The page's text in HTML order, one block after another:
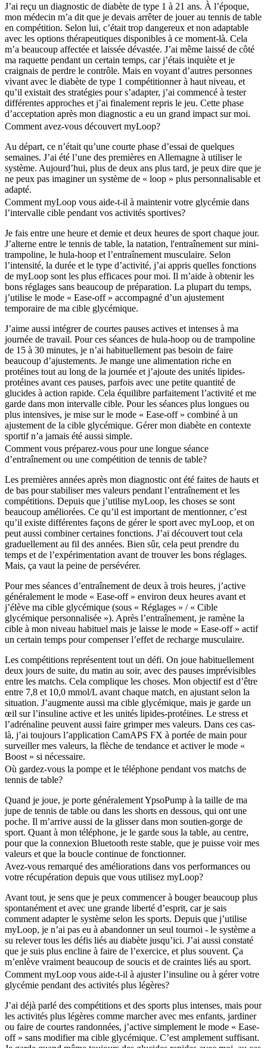
J’ai reçu un diagnostic de diabète de type 1 à 21 ans. À l’époque,
mon médecin m’a dit que je devais arrêter de jouer au tennis de table
en compétition. Selon lui, c’était trop dangereux et non adaptable
avec les options thérapeutiques disponibles à ce moment-là. Cela
m’a beaucoup affectée et laissée dévastée. J’ai même laissé de côté
ma raquette pendant un certain temps, car j’étais inquiète et je
craignais de perdre le contrôle. Mais en voyant d’autres personnes
vivant avec le diabète de type 1 compétitionner à haut niveau, et
qu’il existait des stratégies pour s’adapter, j’ai commencé à tester
différentes approches et j’ai finalement repris le jeu. Cette phase
d’acceptation après mon diagnostic a eu un grand impact sur moi.
Comment avez-vous découvert myLoop?
Au départ, ce n’était qu’une courte phase d’essai de quelques
semaines. J’ai été l’une des premières en Allemagne à utiliser le
système. Aujourd’hui, plus de deux ans plus tard, je peux dire que je
ne peux pas imaginer un système de « loop » plus personnalisable et
adapté.
Comment myLoop vous aide-t-il à maintenir votre glycémie dans
l’intervalle cible pendant vos activités sportives?
Je fais entre une heure et demie et deux heures de sport chaque jour.
J’alterne entre le tennis de table, la natation, l'entraînement sur mini-
trampoline, le hula-hoop et l’entraînement musculaire. Selon
l’intensité, la durée et le type d’activité, j’ai appris quelles fonctions
de myLoop sont les plus efficaces pour moi. Il m’aide à obtenir les
bons réglages sans beaucoup de préparation. La plupart du temps,
j’utilise le mode « Ease-off » accompagné d’un ajustement
temporaire de ma cible glycémique.
J’aime aussi intégrer de courtes pauses actives et intenses à ma
journée de travail. Pour ces séances de hula-hoop ou de trampoline
de 15 à 30 minutes, je n’ai habituellement pas besoin de faire
beaucoup d’ajustements. Je mange une alimentation riche en
protéines tout au long de la journée et j’ajoute des unités lipides-
protéines avant ces pauses, parfois avec une petite quantité de
glucides à action rapide. Cela équilibre parfaitement l’activité et me
garde dans mon intervalle cible. Pour les séances plus longues ou
plus intensives, je mise sur le mode « Ease-off » combiné à un
ajustement de la cible glycémique. Gérer mon diabète en contexte
sportif n’a jamais été aussi simple.
Comment vous préparez-vous pour une longue séance
d’entraînement ou une compétition de tennis de table?
Les premières années après mon diagnostic ont été faites de hauts et
de bas pour stabiliser mes valeurs pendant l’entraînement et les
compétitions. Depuis que j’utilise myLoop, les choses se sont
beaucoup améliorées. Ce qu’il est important de mentionner, c’est
qu’il existe différentes façons de gérer le sport avec myLoop, et on
peut aussi combiner certaines fonctions. J’ai découvert tout cela
graduellement au fil des années. Bien sûr, cela peut prendre du
temps et de l’expérimentation avant de trouver les bons réglages.
Mais, ça vaut la peine de persévérer.
Pour mes séances d’entraînement de deux à trois heures, j’active
généralement le mode « Ease-off » environ deux heures avant et
j’élève ma cible glycémique (sous « Réglages » / « Cible
glycémique personnalisée »). Après l’entraînement, je ramène la
cible à mon niveau habituel mais je laisse le mode « Ease-off » actif
un certain temps pour compenser l’effet de recharge musculaire.
Les compétitions représentent tout un défi. On joue habituellement
deux jours de suite, du matin au soir, avec des pauses imprévisibles
entre les matchs. Cela complique les choses. Mon objectif est d’être
entre 7,8 et 10,0 mmol/L avant chaque match, en ajustant selon la
situation. J’augmente aussi ma cible glycémique, mais je garde un
œil sur l’insuline active et les unités lipides-protéines. Le stress et
l’adrénaline peuvent aussi faire grimper mes valeurs. Dans ces cas-
là, j’ai toujours l’application CamAPS FX à portée de main pour
surveiller mes valeurs, la flèche de tendance et activer le mode «
Boost » si nécessaire.
Où gardez-vous la pompe et le téléphone pendant vos matchs de
tennis de table?
Quand je joue, je porte généralement YpsoPump à la taille de ma
jupe de tennis de table ou dans les shorts en dessous, qui ont une
poche. Il m’arrive aussi de la glisser dans mon soutien-gorge de
sport. Quant à mon téléphone, je le garde sous la table, au centre,
pour que la connexion Bluetooth reste stable, que je puisse voir mes
valeurs et que la boucle continue de fonctionner.
Avez-vous remarqué des améliorations dans vos performances ou
votre récupération depuis que vous utilisez myLoop?
Avant tout, je sens que je peux commencer à bouger beaucoup plus
spontanément et avec une grande liberté d’esprit, car je sais
comment adapter le système selon les sports. Depuis que j’utilise
myLoop, je n’ai pas eu à abandonner un seul tournoi - le système a
su relever tous les défis liés au diabète jusqu’ici. J’ai aussi constaté
que je suis plus encline à faire de l’exercice, et plus souvent. Ça
m’enlève vraiment beaucoup de soucis et de craintes liés au sport.
Comment myLoop vous aide-t-il à ajuster l’insuline ou à gérer votre
glycémie pendant des activités plus légères?
J’ai déjà parlé des compétitions et des sports plus intenses, mais pour
les activités plus légères comme marcher avec mes enfants, jardiner
ou faire de courtes randonnées, j’active simplement le mode « Ease-
off » sans modifier ma cible glycémique. C’est amplement suffisant.